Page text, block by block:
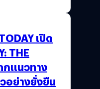
เปิด
THE
กแนวทาง
อย่างยั่งยืน